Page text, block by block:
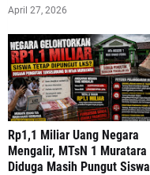
April 27, 2026
‎Rp1,1 Miliar Uang Negara
Mengalir, MTsN 1 Muratara
Diduga Masih Pungut Siswa